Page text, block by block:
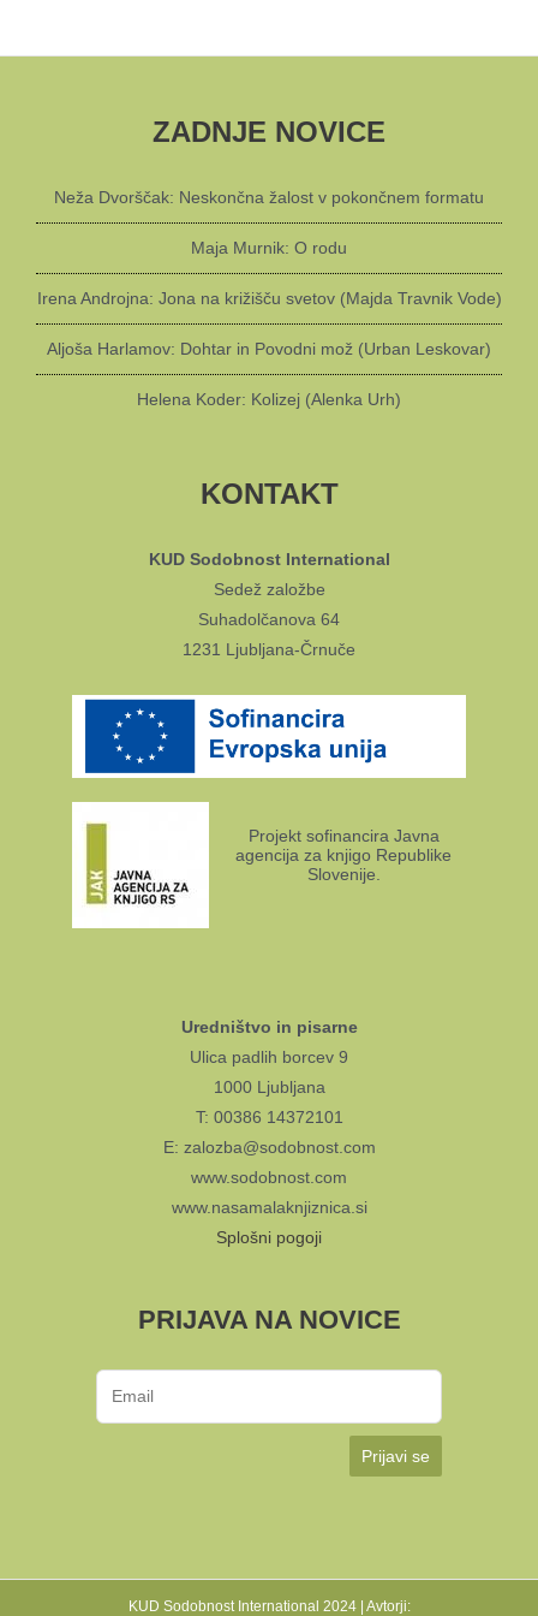
ZADNJE NOVICE
Neža Dvorščak: Neskončna žalost v pokončnem formatu
Maja Murnik: O rodu
Irena Androjna: Jona na križišču svetov (Majda Travnik Vode)
Aljoša Harlamov: Dohtar in Povodni mož (Urban Leskovar)
Helena Koder: Kolizej (Alenka Urh)
KONTAKT
KUD Sodobnost International
Sedež založbe
Suhadolčanova 64
1231 Ljubljana-Črnuče
Projekt sofinancira Javna
agencija za knjigo Republike
Slovenije.
Uredništvo in pisarne
Ulica padlih borcev 9
1000 Ljubljana
T: 00386 14372101
E: zalozba@sodobnost.com
www.sodobnost.com
www.nasamalaknjiznica.si
Splošni pogoji
PRIJAVA NA NOVICE
Prijavi se
KUD Sodobnost International 2024 | Avtorji: